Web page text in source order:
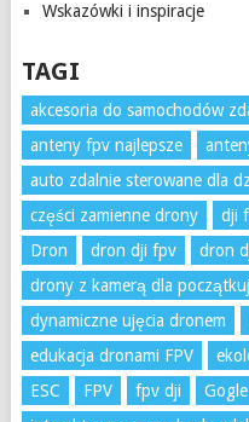
Wskazówki i inspiracje
TAGI
akcesoria do samochodów
anteny fpv najlepsze
auto zdalnie sterowane dla
części zamienne drony
dji
Dron
dron dji fpv
dron
drony z kamerą dla
dynamiczne ujęcia dronem
edukacja dronami FPV
ESC
FPV fpv dji